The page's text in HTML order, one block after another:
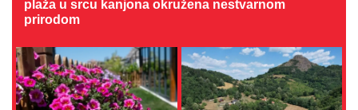
plaža u srcu kanjona okružena nestvarnom
prirodom